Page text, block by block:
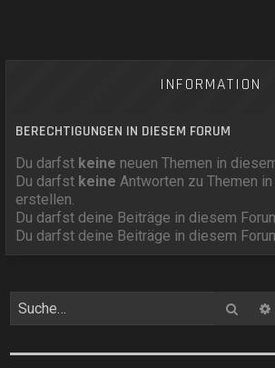
INFORMATION
BERECHTIGUNGEN IN DIESEM FORUM
Du darfst keine neuen Themen in
Du darfst keine Antworten zu Themen
erstellen.
Du darfst deine Beiträge in diesem
Du darfst deine Beiträge in diesem
Suche